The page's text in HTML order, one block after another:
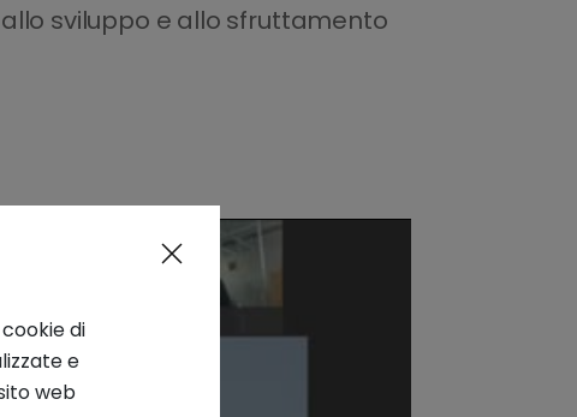
sviluppo e allo sfruttamento
di
e
web